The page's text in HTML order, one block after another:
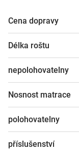
Cena dopravy
Délka roštu
nepolohovatelny
Nosnost matrace
polohovatelny
příslušenství